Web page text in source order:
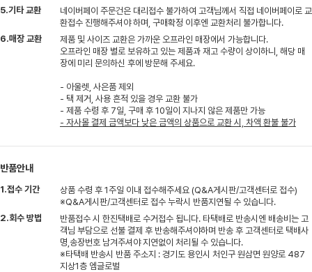
5.기타 교환
네이버페이 주문건은 대리접수 불가하여 고객님께서 직접 네이버페이로 교
환접수 진행해주셔야 하며, 구매확정 이후엔 교환처리 불가합니다.
6.매장 교환
제품 및 사이즈 교환은 가까운 오프라인 매장에서 가능합니다.
오프라인 매장 별로 보유하고 있는 제품과 재고 수량이 상이하니, 해당 매
장에 미리 문의하신 후에 방문해 주세요.
- 아울렛, 사은품 제외
- 택 제거, 사용 흔적 있을 경우 교환 불가
- 제품 수령 후 7일, 구매 후 10일이 지나지 않은 제품만 가능
- 자사몰 결제 금액보다 낮은 금액의 상품으로 교환 시, 차액 환불 불가
반품안내
1.접수 기간
상품 수령 후 1주일 이내 접수해주세요 (Q&A게시판/고객센터로 접수)
※Q&A게시판/고객센터로 접수 누락시 반품지연될 수 있습니다.
2.회수 방법
반품접수 시 한진택배로 수거접수 됩니다. 타택배로 반송시엔 배송비는 고
객님 부담으로 선불 결제 후 반송해주셔야하며 반송 후 고객센터로 택배사
명,송장번호 남겨주셔야 지연없이 처리될 수 있습니다.
※타택배 반송시 반품 주소지 : 경기도 용인시 처인구 원삼면 원양로 487
지상1층 엠글로벌